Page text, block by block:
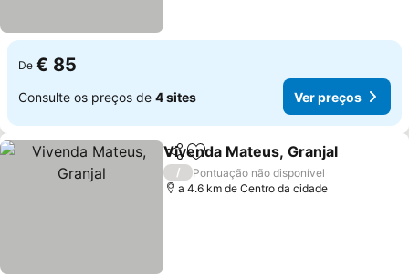
De € 85
Consulte os preços de 4 sites Ver preços
PartilharAdicionar aos favoritos
Vivenda Mateus, Granjal
/
Pontuação não disponível
a 4.6 km de Centro da cidade